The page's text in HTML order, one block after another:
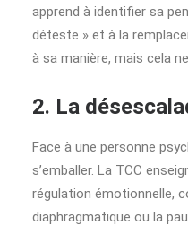
apprend à identifier sa
déteste » et à la
à sa manière, mais cela
2. La
Face à une personne
s’emballer. La TCC
régulation émotionnelle,
diaphragmatique ou la